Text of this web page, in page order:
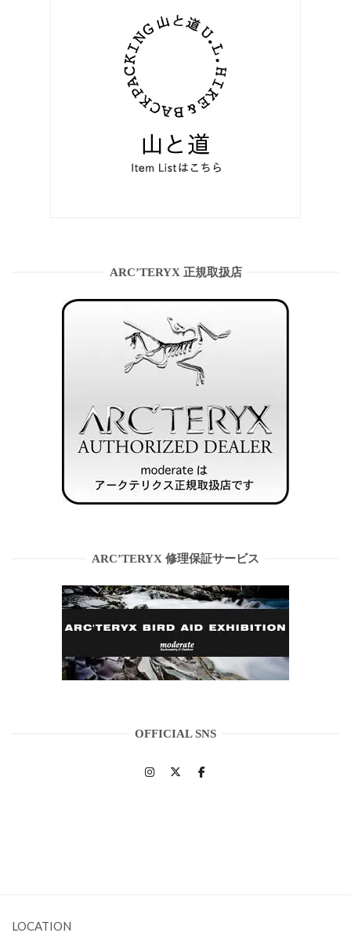
ARC’TERYX 正規取扱店
ARC’TERYX 修理保証サービス
OFFICIAL SNS
LOCATION